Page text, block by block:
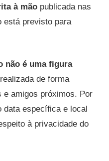
à mão publicada nas
está previsto para
não é uma figura
de forma
e amigos próximos. Por
data específica e local
à privacidade do